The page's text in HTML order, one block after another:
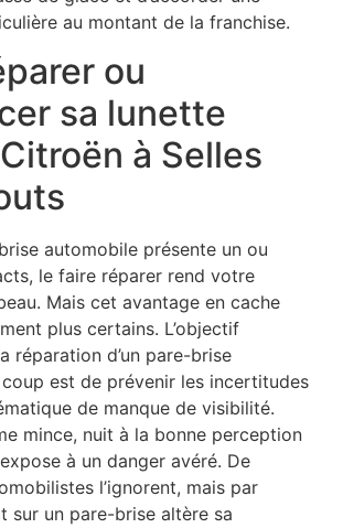
au montant de la franchise.
ou
sa lunette
à Selles
automobile présente un ou
le faire réparer rend votre
Mais cet avantage en cache
plus certains. L’objectif
réparation d’un pare-brise
est de prévenir les incertitudes
de manque de visibilité.
mince, nuit à la bonne perception
à un danger avéré. De
l’ignorent, mais par
sur un pare-brise altère sa